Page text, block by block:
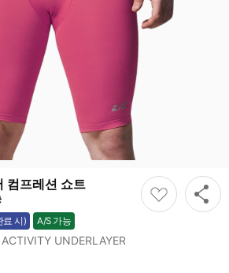
컴프레션 쇼트
료 시) A/S 가능
가능
UNDERLAYER